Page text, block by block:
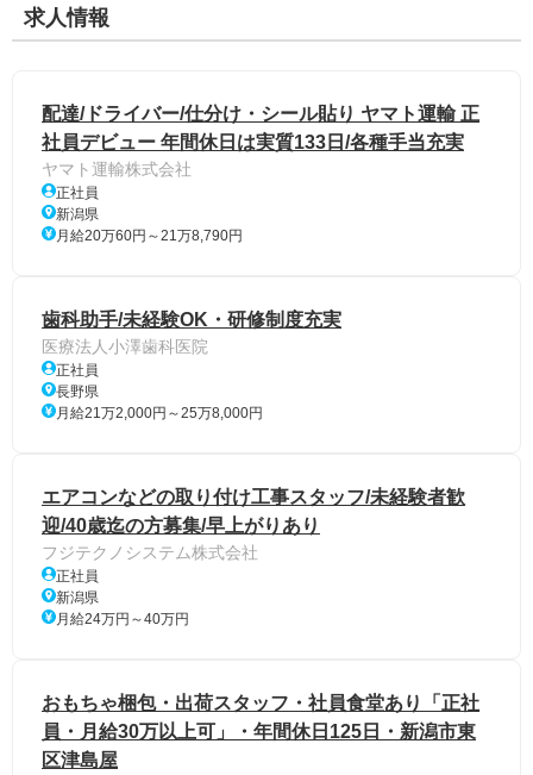
求人情報
配達/ドライバー/仕分け・シール貼り ヤマト運輸 正
社員デビュー 年間休日は実質133日/各種手当充実
ヤマト運輸株式会社
正社員
新潟県
月給20万60円～21万8,790円
歯科助手/未経験OK・研修制度充実
医療法人小澤歯科医院
正社員
長野県
月給21万2,000円～25万8,000円
エアコンなどの取り付け工事スタッフ/未経験者歓
迎/40歳迄の方募集/早上がりあり
フジテクノシステム株式会社
正社員
新潟県
月給24万円～40万円
おもちゃ梱包・出荷スタッフ・社員食堂あり「正社
員・月給30万以上可」・年間休日125日・新潟市東
区津島屋